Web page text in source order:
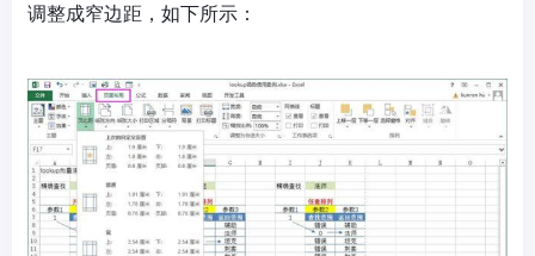
调整成窄边距，如下所示：